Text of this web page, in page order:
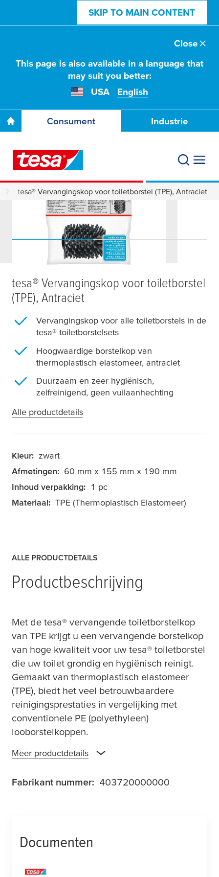
SKIP TO MAIN CONTENT
This page is also available in a language that
may suit you better:
USA
English
Close
Consument Industrie
tesa® Vervangingskop voor toiletborstel (TPE), Antraciet
tesa® Vervangingskop voor toiletborstel
(TPE), Antraciet
Vervangingskop voor alle toiletborstels in de
tesa® toiletborstelsets
Hoogwaardige borstelkop van
thermoplastisch elastomeer, antraciet
Duurzaam en zeer hygiënisch,
zelfreinigend, geen vuilaanhechting
Alle productdetails
Kleur: zwart
Afmetingen: 60 mm x 155 mm x 190 mm
Inhoud verpakking: 1 pc
Materiaal: TPE (Thermoplastisch Elastomeer)
ALLE PRODUCTDETAILS
Productbeschrijving
Met de tesa® vervangende toiletborstelkop
van TPE krijgt u een vervangende borstelkop
van hoge kwaliteit voor uw tesa® toiletborstel
die uw toilet grondig en hygiënisch reinigt.
Gemaakt van thermoplastisch elastomeer
(TPE), biedt het veel betrouwbaardere
reinigingsprestaties in vergelijking met
conventionele PE (polyethyleen)
looborstelkoppen.
Meer productdetails
Fabrikant nummer: 403720000000
Documenten